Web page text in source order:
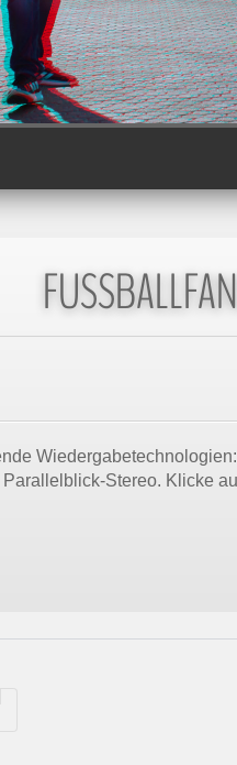
Stereo. Klicke
Mohnblumenfeld